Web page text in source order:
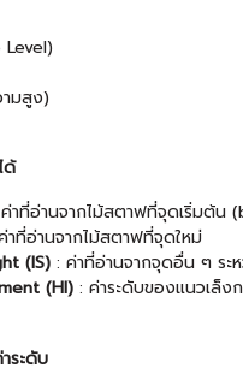
มสูง)
ด้
าที่อ่านจากไม้สตาฟที่จุดเริ่มต้น
าที่อ่านจากไม้สตาฟที่จุดใหม่
(IS) : ค่าที่อ่านจากจุดอื่น ๆ ระ
(HI) : ค่าระดับของแนวเล็ง
ระดับ